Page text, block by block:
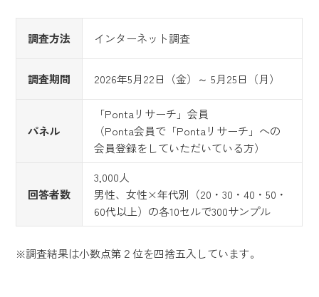
調査方法 インターネット調査
調査期間 2026年5月22日（金）～ 5月25日（月）
パネル
「Pontaリサーチ」会員
（Ponta会員で「Pontaリサーチ」への
会員登録をしていただいている方）
回答者数
3,000人
男性、女性×年代別（20・30・40・50・
60代以上）の各10セルで300サンプル
※調査結果は小数点第２位を四捨五入しています。